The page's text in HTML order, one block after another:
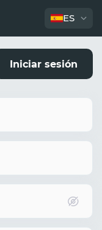
ES
Iniciar sesión